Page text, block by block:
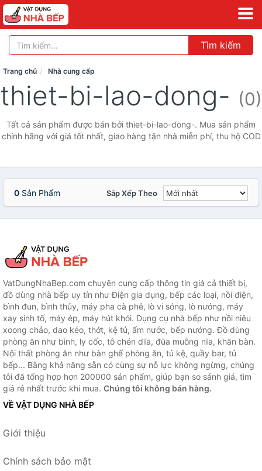
Tìm kiếm
Trang chủ Nhà cung cấp
thiet-bi-lao-dong- (0)
Tất cả sản phẩm được bán bởi thiet-bi-lao-dong-. Mua sản phẩm
chính hãng với giá tốt nhất, giao hàng tận nhà miễn phí, thu hộ COD
0 Sản Phẩm Sắp Xếp Theo
VatDungNhaBep.com chuyên cung cấp thông tin giá cả thiết bị,
đồ dùng nhà bếp uy tín như Điện gia dụng, bếp các loại, nồi điện,
bình đun, bình thủy, máy pha cà phê, lò vi sóng, lò nướng, máy
xay sinh tố, máy ép, máy hút khói. Dụng cụ nhà bếp như nồi niêu
xoong chảo, dao kéo, thớt, kệ tủ, ấm nước, bếp nướng. Đồ dùng
phòng ăn như bình, ly cốc, tô chén dĩa, đũa muỗng nĩa, khăn bàn.
Nội thất phòng ăn như bàn ghế phòng ăn, tủ kệ, quầy bar, tủ
bếp... Bằng khả năng sẵn có cùng sự nỗ lực không ngừng, chúng
tôi đã tổng hợp hơn 200000 sản phẩm, giúp bạn so sánh giá, tìm
giá rẻ nhất trước khi mua. Chúng tôi không bán hàng.
VỀ VẬT DỤNG NHÀ BẾP
Giới thiệu
Chính sách bảo mật